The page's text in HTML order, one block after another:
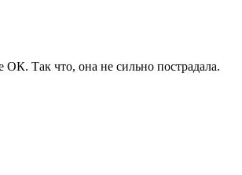
ОК. Так что, она не сильно пострадала.